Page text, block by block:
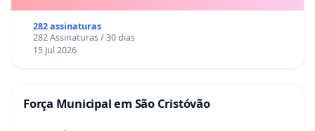
282 assinaturas
282 Assinaturas / 30 dias
15 Jul 2026
Força Municipal em São Cristóvão